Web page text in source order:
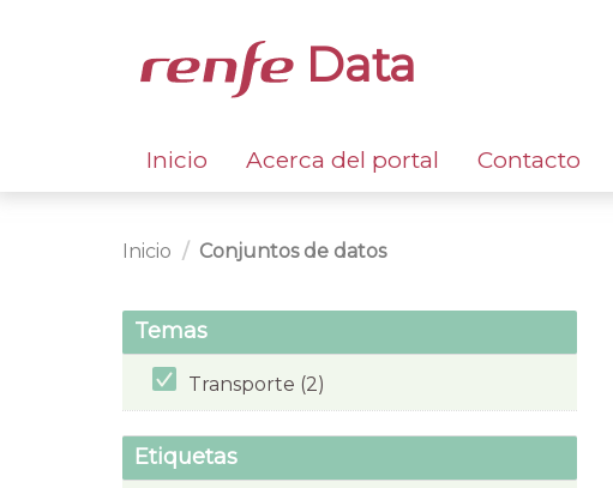
Data
Inicio Acerca del portal Contacto
Inicio Conjuntos de datos
Temas
Transporte (2)
Etiquetas